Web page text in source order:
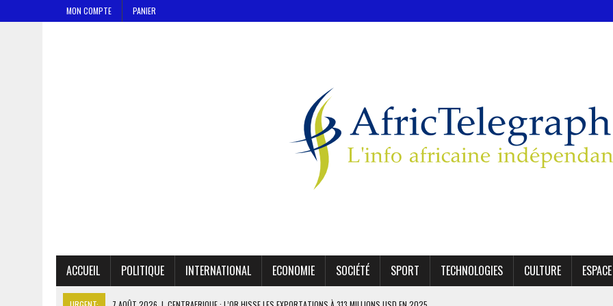
MON COMPTE PANIER
ACCUEIL POLITIQUE INTERNATIONAL ECONOMIE SOCIÉTÉ SPORT TECHNOLOGIES CULTURE